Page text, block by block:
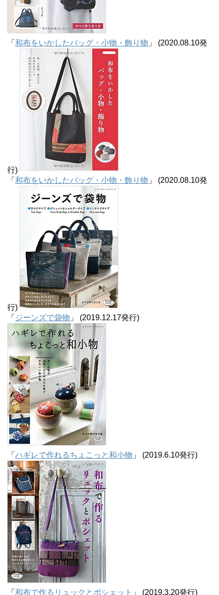
「 和布をいかしたバッグ・小物・飾り物 」 (2020.08.10発
行)
「 和布をいかしたバッグ・小物・飾り物 」 (2020.08.10発
行)
「 ジーンズで袋物 」 (2019.12.17発行)
「 ハギレで作れるちょこっと和小物 」 (2019.6.10発行)
「 和布で作るリュックとポシェット 」 (2019.3.20発行)